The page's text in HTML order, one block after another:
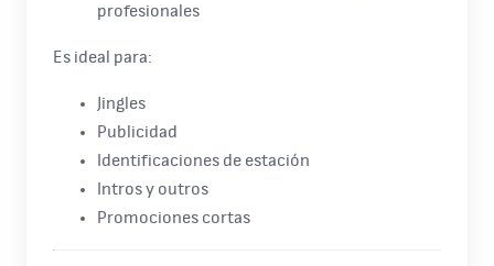
profesionales
Es ideal para:
Jingles
Publicidad
Identificaciones de estación
Intros y outros
Promociones cortas